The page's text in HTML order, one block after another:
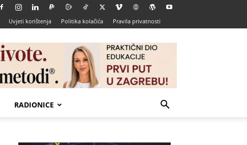
Uvjeti korištenja Politika kolačića Pravila privatnosti
RADIONICE